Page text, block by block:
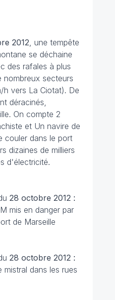
2012, une tempête
se déchaine
des rafales à plus
nombreux secteurs
h vers La Ciotat). De
déracinés,
On compte 2
et Un navire de
couler dans le port
dizaines de milliers
d'électricité.
28 octobre 2012 :
mis en danger par
de Marseille
28 octobre 2012 :
mistral dans les rues